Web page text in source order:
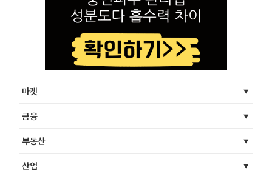
마켓
금융
부동산
산업